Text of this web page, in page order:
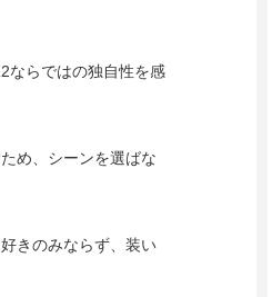
ならではの独自性を感
め、シーンを選ばな
きのみならず、装い